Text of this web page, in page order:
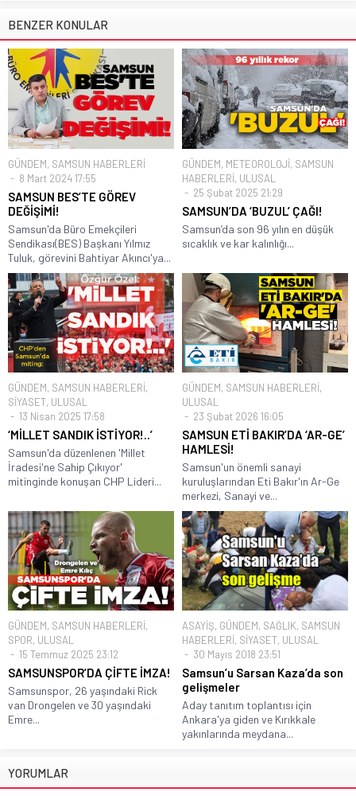
BENZER KONULAR
GÜNDEM, SAMSUN HABERLERİ
8 Mart 2024 17:55
SAMSUN BES’TE GÖREV
DEĞİŞİMİ!
Samsun'da Büro Emekçileri
Sendikası(BES) Başkanı Yılmız
Tuluk, görevini Bahtiyar Akıncı'ya...
GÜNDEM, METEOROLOJİ, SAMSUN
HABERLERİ, ULUSAL
25 Şubat 2025 21:29
SAMSUN’DA ‘BUZUL’ ÇAĞI!
Samsun’da son 96 yılın en düşük
sıcaklık ve kar kalınlığı...
GÜNDEM, SAMSUN HABERLERİ,
SİYASET, ULUSAL
13 Nisan 2025 17:58
‘MİLLET SANDIK İSTİYOR!..’
Samsun'da düzenlenen 'Millet
İradesi'ne Sahip Çıkıyor'
mitinginde konuşan CHP Lideri...
GÜNDEM, SAMSUN HABERLERİ,
ULUSAL
23 Şubat 2026 16:05
SAMSUN ETİ BAKIR’DA ‘AR-GE’
HAMLESİ!
Samsun'un önemli sanayi
kuruluşlarından Eti Bakır'ın Ar-Ge
merkezi, Sanayi ve...
GÜNDEM, SAMSUN HABERLERİ,
SPOR, ULUSAL
15 Temmuz 2025 23:12
SAMSUNSPOR’DA ÇİFTE İMZA!
Samsunspor, 26 yaşındaki Rick
van Drongelen ve 30 yaşındaki
Emre...
ASAYİŞ, GÜNDEM, SAĞLIK, SAMSUN
HABERLERİ, SİYASET, ULUSAL
30 Mayıs 2018 23:51
Samsun’u Sarsan Kaza’da son
gelişmeler
Aday tanıtım toplantısı için
Ankara'ya giden ve Kırıkkale
yakınlarında meydana...
YORUMLAR